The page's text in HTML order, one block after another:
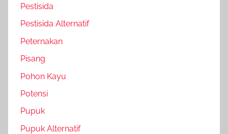
Pestisida
Pestisida Alternatif
Peternakan
Pisang
Pohon Kayu
Potensi
Pupuk
Pupuk Alternatif